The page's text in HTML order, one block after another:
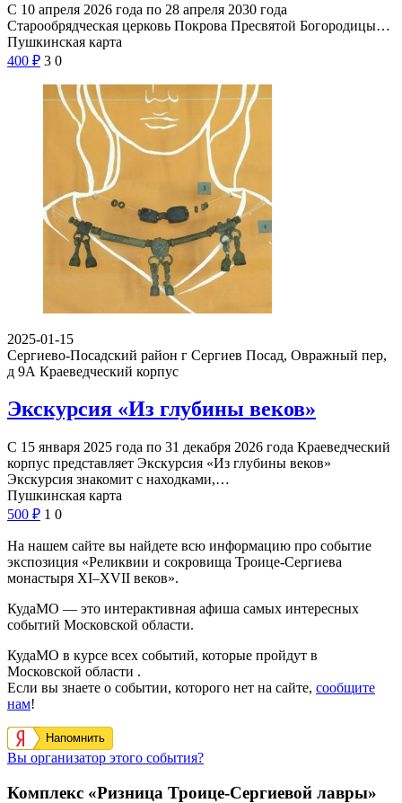
С 10 апреля 2026 года по 28 апреля 2030 года
Старообрядческая церковь Покрова Пресвятой Богородицы…
Пушкинская карта
400 ₽ 3 0
2025-01-15
Сергиево-Посадский район г Сергиев Посад, Овражный пер,
д 9А Краеведческий корпус
Экскурсия «Из глубины веков»
С 15 января 2025 года по 31 декабря 2026 года Краеведческий
корпус представляет Экскурсия «Из глубины веков»
Экскурсия знакомит с находками,…
Пушкинская карта
500 ₽ 1 0
На нашем сайте вы найдете всю информацию про событие
экспозиция «Реликвии и сокровища Троице-Сергиева
монастыря XI–XVII веков».
КудаМО — это интерактивная афиша самых интересных
событий Московской области.
КудаМО в курсе всех событий, которые пройдут в
Московской области .
Если вы знаете о событии, которого нет на сайте, сообщите
нам!
Напомнить
Вы организатор этого события?
Комплекс «Ризница Троице-Сергиевой лавры»